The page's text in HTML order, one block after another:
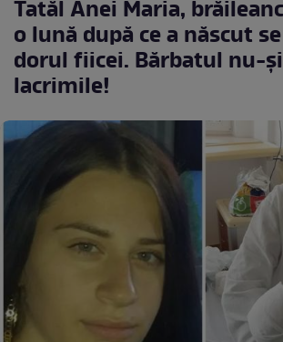
Tatăl Anei Maria,
o lună după ce a născut
dorul fiicei. Bărbatul nu-
lacrimile!